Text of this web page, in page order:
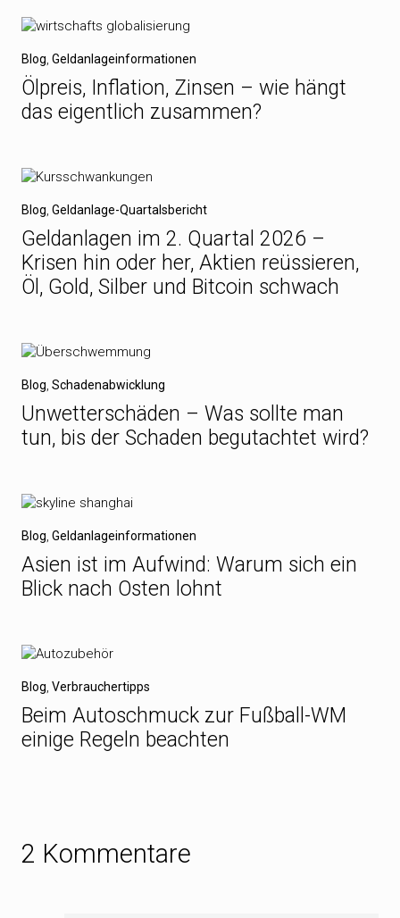
Blog Geldanlageinformationen
Ölpreis, Inflation, Zinsen – wie hängt
das eigentlich zusammen?
Blog Geldanlage-Quartalsbericht
Geldanlagen im 2. Quartal 2026 –
Krisen hin oder her, Aktien reüssieren,
Öl, Gold, Silber und Bitcoin schwach
Blog Schadenabwicklung
Unwetterschäden – Was sollte man
tun, bis der Schaden begutachtet wird?
Blog Geldanlageinformationen
Asien ist im Aufwind: Warum sich ein
Blick nach Osten lohnt
Blog Verbrauchertipps
Beim Autoschmuck zur Fußball-WM
einige Regeln beachten
2 Kommentare